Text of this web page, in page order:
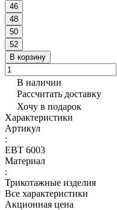
46
48
50
52
В корзину
В наличии
Рассчитать доставку
Хочу в подарок
Характеристики
Артикул
:
ЕВТ 6003
Материал
:
Трикотажные изделия
Все характеристики
Акционная цена